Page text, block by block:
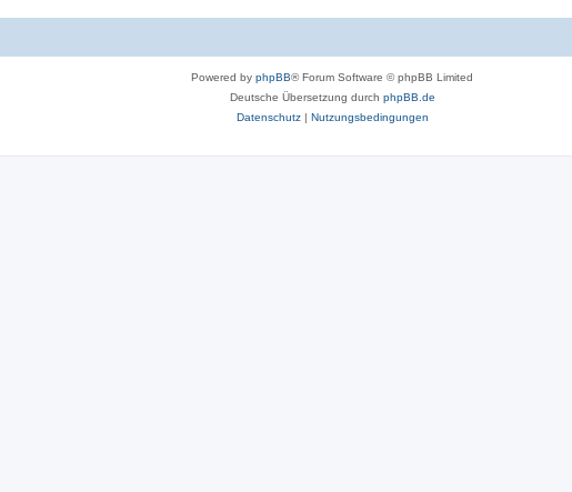
Powered by phpBB® Forum Software © phpBB Limited
Deutsche Übersetzung durch phpBB.de
Datenschutz| Nutzungsbedingungen